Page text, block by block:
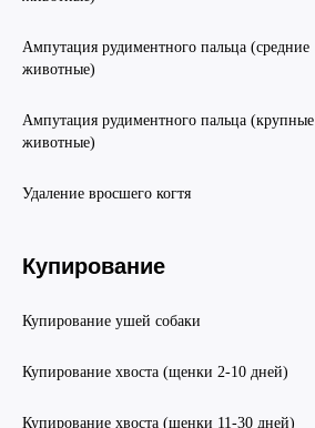
Ампутация рудиментного пальца (средние
животные)
Ампутация рудиментного пальца (крупные
животные)
Удаление вросшего когтя
Купирование
Купирование ушей собаки
Купирование хвоста (щенки 2-10 дней)
Купирование хвоста (щенки 11-30 дней)
«Мы для наших
этот мир мы обязаны